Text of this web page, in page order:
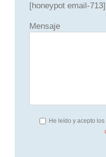
[honeypot email-713]
Mensaje
He leído y acepto